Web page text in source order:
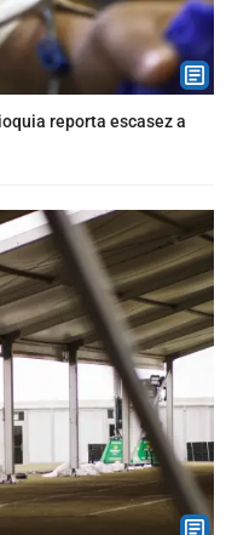
reporta escasez a